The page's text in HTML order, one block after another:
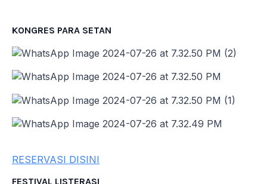
KONGRES PARA SETAN
RESERVASI DISINI
FESTIVAL LISTERASI